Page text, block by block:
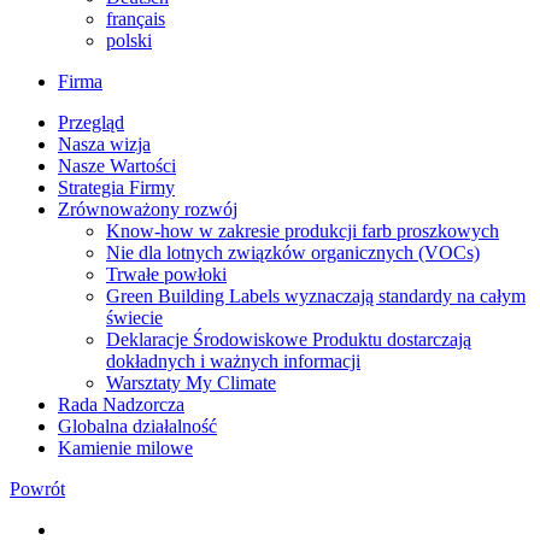
français
polski
Firma
Przegląd
Nasza wizja
Nasze Wartości
Strategia Firmy
Zrównoważony rozwój
Know-how w zakresie produkcji farb proszkowych
Nie dla lotnych związków organicznych (VOCs)
Trwałe powłoki
Green Building Labels wyznaczają standardy na całym
świecie
Deklaracje Środowiskowe Produktu dostarczają
dokładnych i ważnych informacji
Warsztaty My Climate
Rada Nadzorcza
Globalna działalność
Kamienie milowe
Powrót